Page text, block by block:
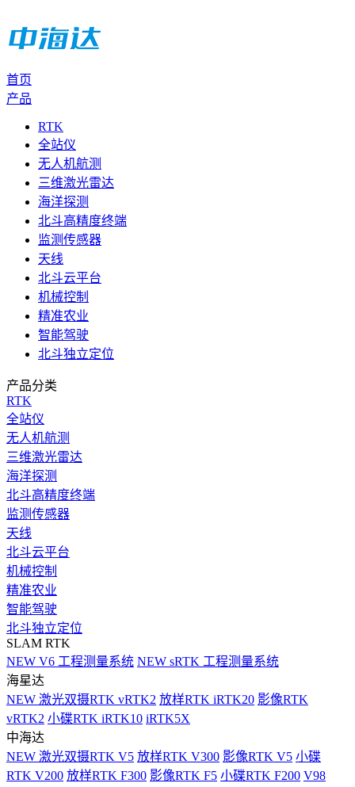
首页
产品
RTK
全站仪
无人机航测
三维激光雷达
海洋探测
北斗高精度终端
监测传感器
天线
北斗云平台
机械控制
精准农业
智能驾驶
北斗独立定位
产品分类
RTK
全站仪
无人机航测
三维激光雷达
海洋探测
北斗高精度终端
监测传感器
天线
北斗云平台
机械控制
精准农业
智能驾驶
北斗独立定位
SLAM RTK
NEW V6 工程测量系统 NEW sRTK 工程测量系统
海星达
NEW 激光双摄RTK vRTK2 放样RTK iRTK20 影像RTK
vRTK2 小碟RTK iRTK10 iRTK5X
中海达
NEW 激光双摄RTK V5 放样RTK V300 影像RTK V5 小碟
RTK V200 放样RTK F300 影像RTK F5 小碟RTK F200 V98